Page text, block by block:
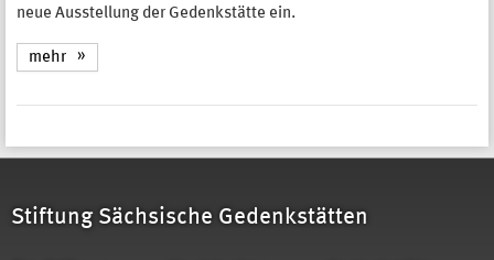
neue Ausstellung der Gedenkstätte ein.
mehr
Stiftung Sächsische Gedenkstätten